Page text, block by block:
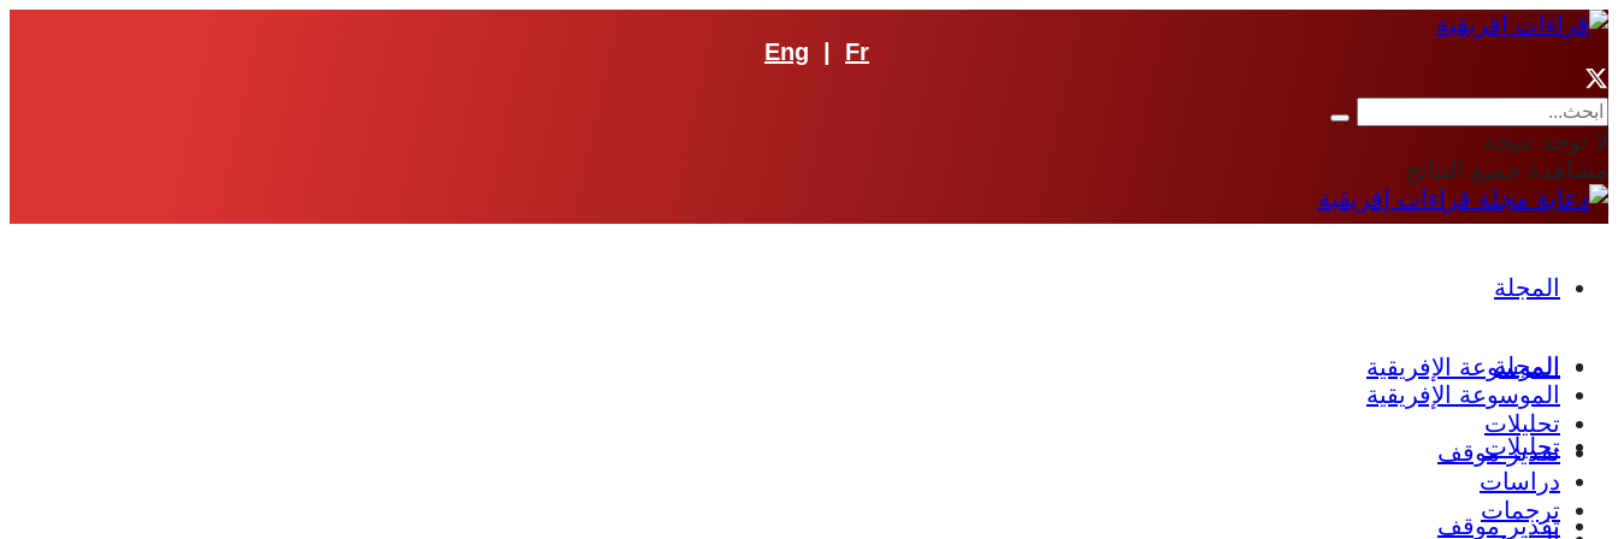
Eng Fr
لا توجد نتيجة
مشاهدة جميع النتائج
المجلة
الموسوعة الإفريقية
تحليلات
تقدير موقف
المجلة
الموسوعة الإفريقية
تحليلات
تقدير موقف
دراسات
ترجمات